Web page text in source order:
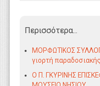
Περισσότερα...
ΜΟΡΦΩΤΙΚΟΣ
γιορτή
Ο Π. ΓΚΥΡΙΝΗΣ